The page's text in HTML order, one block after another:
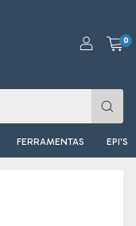
0
FERRAMENTAS EPI'S